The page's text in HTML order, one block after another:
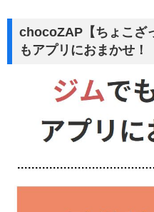
chocoZAP【ちょこざ
もアプリにおまかせ！